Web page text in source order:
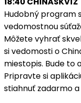
Hudobný program
vedomostnou
Môžete vyhrať
si vedomosti o
miestopis. Bude to
Pripravte si
stiahnuť zadarmo